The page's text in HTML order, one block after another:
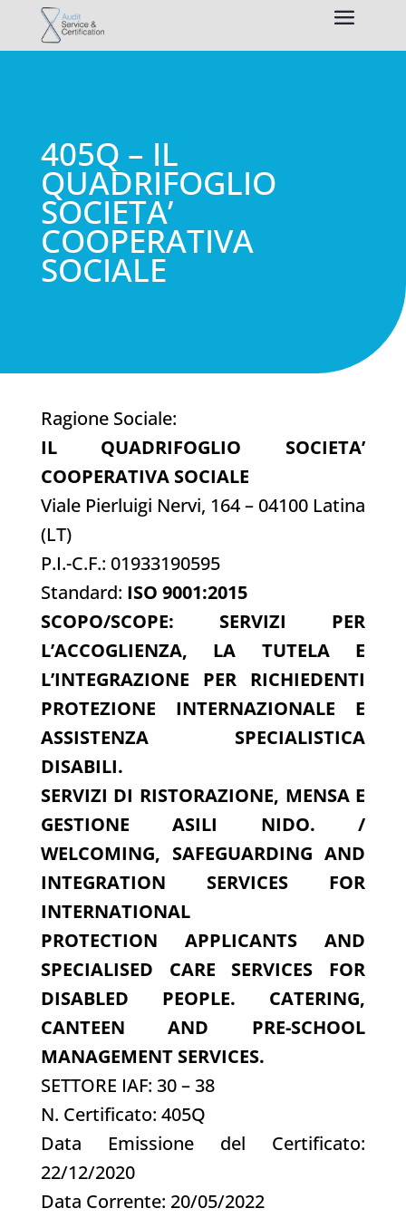
405Q – IL
QUADRIFOGLIO
SOCIETA’
COOPERATIVA
SOCIALE
Ragione Sociale:
IL QUADRIFOGLIO SOCIETA’
COOPERATIVA SOCIALE
Viale Pierluigi Nervi, 164 – 04100 Latina
(LT)
P.I.-C.F.: 01933190595
Standard: ISO 9001:2015
SCOPO/SCOPE: SERVIZI PER
L’ACCOGLIENZA, LA TUTELA E
L’INTEGRAZIONE PER RICHIEDENTI
PROTEZIONE INTERNAZIONALE E
ASSISTENZA SPECIALISTICA
DISABILI.
SERVIZI DI RISTORAZIONE, MENSA E
GESTIONE ASILI NIDO. /
WELCOMING, SAFEGUARDING AND
INTEGRATION SERVICES FOR
INTERNATIONAL
PROTECTION APPLICANTS AND
SPECIALISED CARE SERVICES FOR
DISABLED PEOPLE. CATERING,
CANTEEN AND PRE-SCHOOL
MANAGEMENT SERVICES.
SETTORE IAF: 30 – 38
N. Certificato: 405Q
Data Emissione del Certificato:
22/12/2020
Data Corrente: 20/05/2022